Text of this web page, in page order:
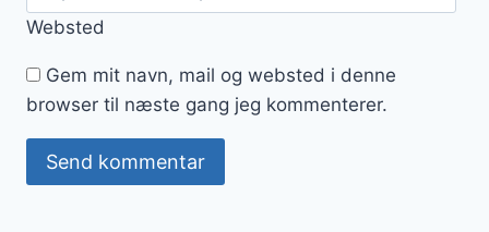
Websted
Gem mit navn, mail og websted i denne
browser til næste gang jeg kommenterer.